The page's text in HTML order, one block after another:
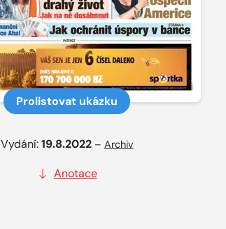
Prolistovat ukázku
Vydání:19.8.2022 – Archiv
Anotace